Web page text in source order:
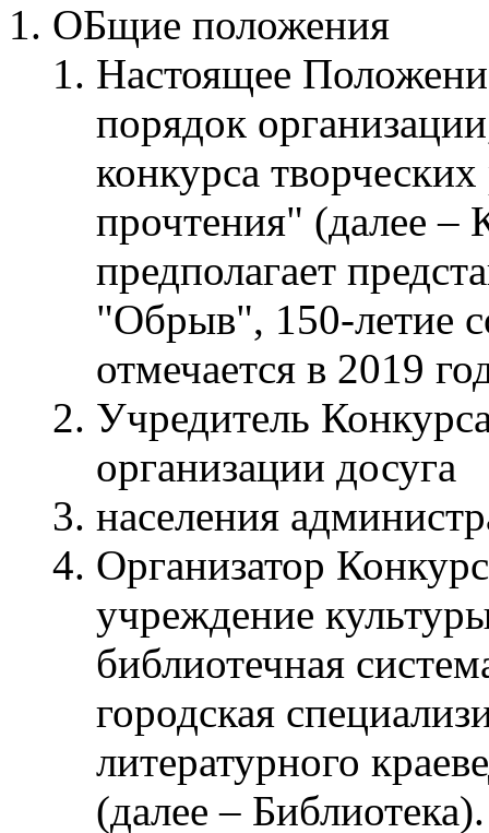
ОБщие положения
Настоящее
порядок
конкурса
прочтения" (далее –
предполагает
"Обрыв", 150-летие
отмечается в 2019
Учредитель
организации досуга
населения
Организатор
учреждение
библиотечная
городская
литературного
(далее – Библиотека).